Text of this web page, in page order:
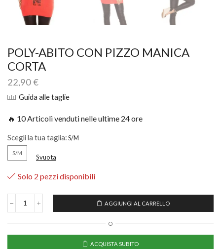
POLY-ABITO CON PIZZO MANICA
CORTA
22,90€
Guida alle taglie
🔥 10 Articoli venduti nelle ultime 24 ore
Scegli la tua taglia:
S/M Svuota
Solo 2 pezzi disponibili
AGGIUNGI AL CARRELLO
O
ACQUISTA SUBITO